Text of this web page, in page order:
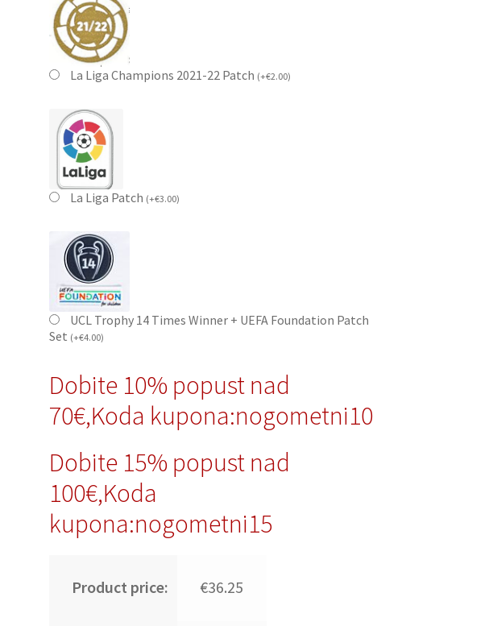
La Liga Champions 2021-22 Patch (+€2.00)
La Liga Patch (+€3.00)
UCL Trophy 14 Times Winner + UEFA Foundation Patch
Set (+€4.00)
Dobite 10% popust nad
70€,Koda kupona:nogometni10
Dobite 15% popust nad
100€,Koda
kupona:nogometni15
Product price: €36.25